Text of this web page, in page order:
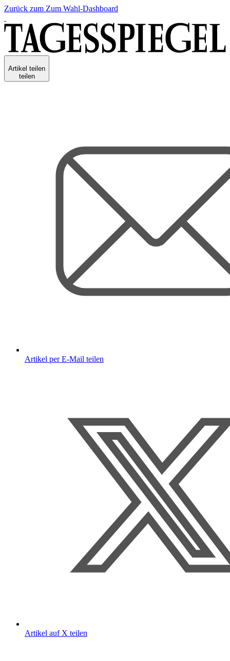
Zurück zum Zum Wahl-Dashboard
Artikel teilen
teilen
Artikel per E-Mail teilen
Artikel auf X teilen